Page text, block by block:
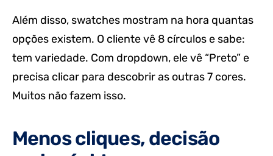
Além disso, swatches mostram na hora quantas
opções existem. O cliente vê 8 círculos e sabe:
tem variedade. Com dropdown, ele vê “Preto” e
precisa clicar para descobrir as outras 7 cores.
Muitos não fazem isso.
Menos cliques, decisão